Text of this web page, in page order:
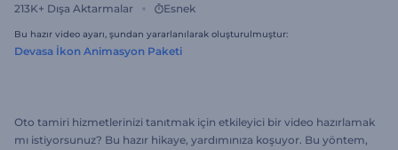
213K+ Dışa Aktarmalar Esnek
Bu hazır video ayarı, şundan yararlanılarak oluşturulmuştur:
Devasa İkon Animasyon Paketi
Oto tamiri hizmetlerinizi tanıtmak için etkileyici bir video hazırlamak
mı istiyorsunuz? Bu hazır hikaye, yardımınıza koşuyor. Bu yöntem,